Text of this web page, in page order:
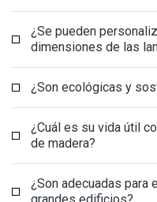
¿Se pueden
dimensiones de las
¿Son ecológicas y
¿Cuál es su vida útil
de madera?
¿Son adecuadas para